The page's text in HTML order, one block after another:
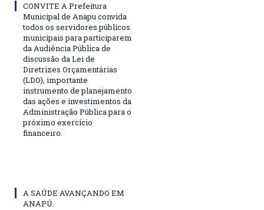
CONVITE A Prefeitura
Municipal de Anapu convida
todos os servidores públicos
municipais para participarem
da Audiência Pública de
discussão da Lei de
Diretrizes Orçamentárias
(LDO), importante
instrumento de planejamento
das ações e investimentos da
Administração Pública para o
próximo exercício
financeiro.
A SAÚDE AVANÇANDO EM
ANAPÚ.